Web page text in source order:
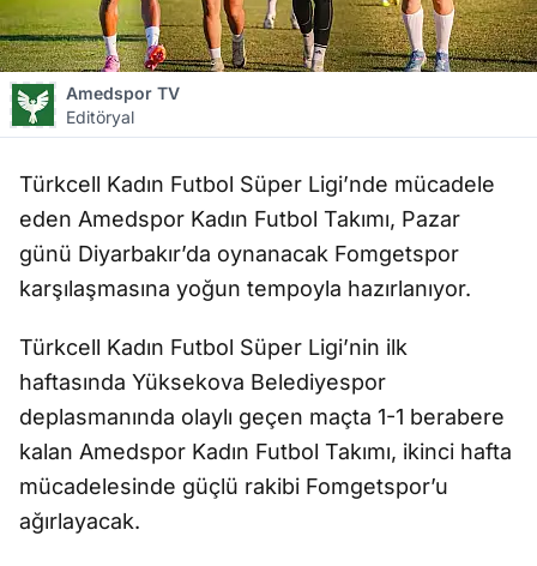
Amedspor TV
Editöryal
Türkcell Kadın Futbol Süper Ligi’nde mücadele
eden Amedspor Kadın Futbol Takımı, Pazar
günü Diyarbakır’da oynanacak Fomgetspor
karşılaşmasına yoğun tempoyla hazırlanıyor.
Türkcell Kadın Futbol Süper Ligi’nin ilk
haftasında Yüksekova Belediyespor
deplasmanında olaylı geçen maçta 1-1 berabere
kalan Amedspor Kadın Futbol Takımı, ikinci hafta
mücadelesinde güçlü rakibi Fomgetspor’u
ağırlayacak.